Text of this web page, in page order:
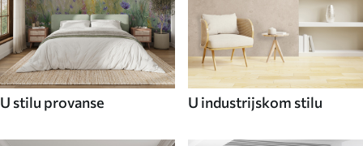
U stilu provanse U industrijskom stilu